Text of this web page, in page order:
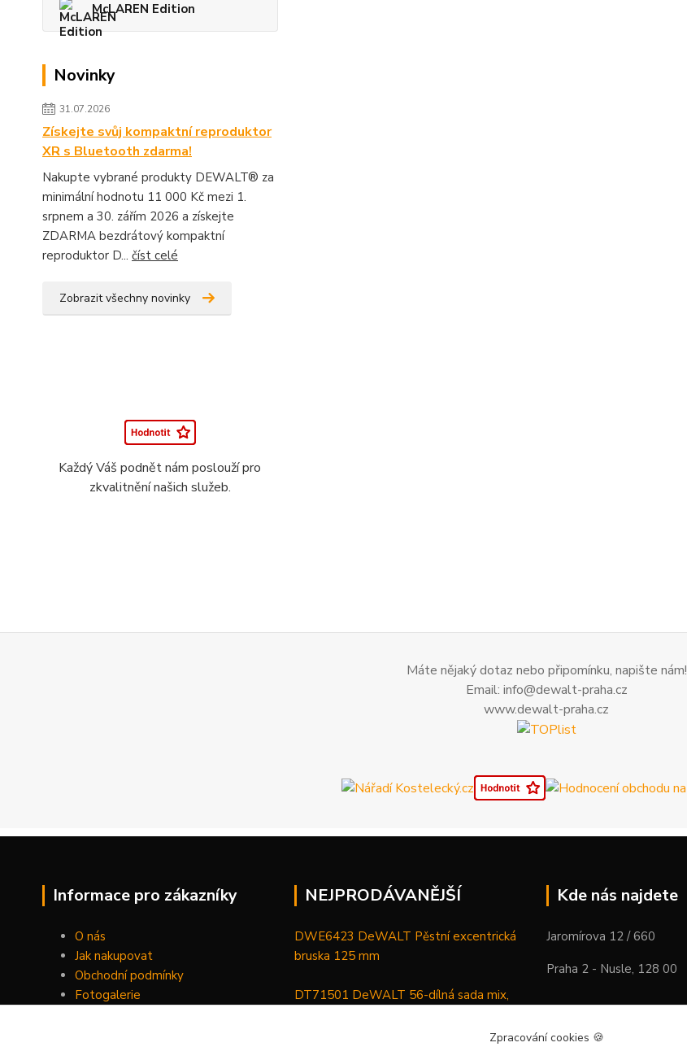
McLAREN Edition
Novinky
31.07.2026
Získejte svůj kompaktní reproduktor
XR s Bluetooth zdarma!
Nakupte vybrané produkty DEWALT® za
minimální hodnotu 11 000 Kč mezi 1.
srpnem a 30. zářím 2026 a získejte
ZDARMA bezdrátový kompaktní
reproduktor D... číst celé
Zobrazit všechny novinky
Každý Váš podnět nám poslouží pro
zkvalitnění našich služeb.
Máte nějaký dotaz nebo připomínku, napište nám!
Email: info@dewalt-praha.cz
www.dewalt-praha.cz
Informace pro zákazníky
O nás
Jak nakupovat
Obchodní podmínky
Fotogalerie
NEJPRODÁVANĚJŠÍ
DWE6423 DeWALT Pěstní excentrická
bruska 125 mm
DT71501 DeWALT 56-dílná sada mix,
Kde nás najdete
Jaromírova 12 / 660
Praha 2 - Nusle, 128 00
Zpracování cookies 🍪